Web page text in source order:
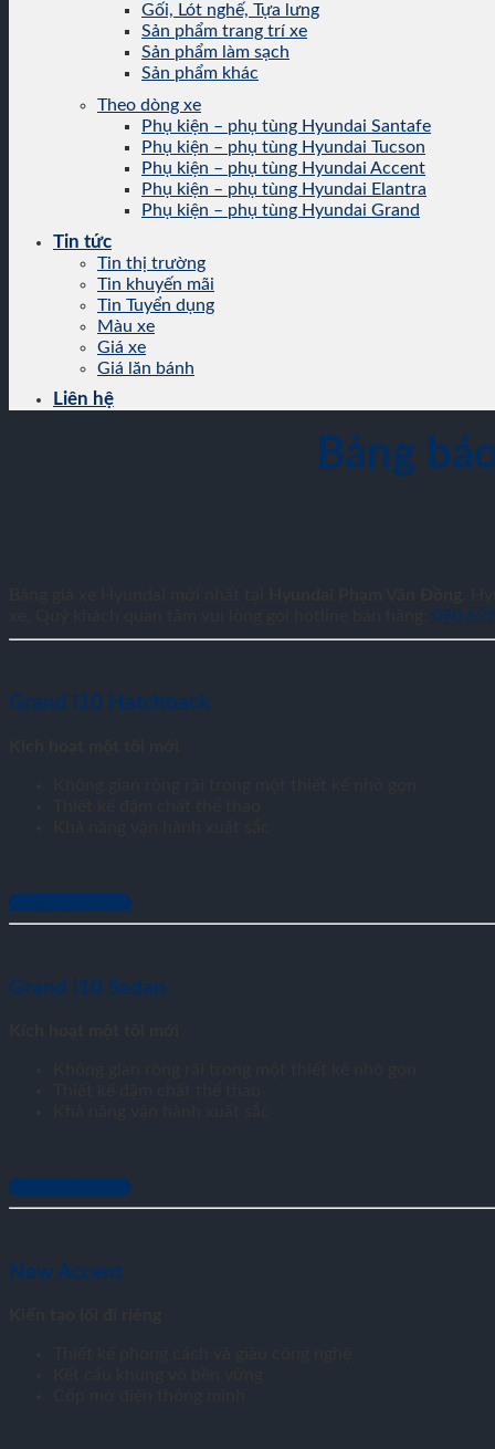
Gối, Lót nghế, Tựa lưng
Sản phẩm trang trí xe
Sản phẩm làm sạch
Sản phẩm khác
Theo dòng xe
Phụ kiện – phụ tùng Hyundai Santafe
Phụ kiện – phụ tùng Hyundai Tucson
Phụ kiện – phụ tùng Hyundai Accent
Phụ kiện – phụ tùng Hyundai Elantra
Phụ kiện – phụ tùng Hyundai Grand
Tin tức
Tin thị trường
Tin khuyến mãi
Tin Tuyển dụng
Màu xe
Giá xe
Giá lăn bánh
Liên hệ
Bảng
090
Grand i10 Hatchback
Đăng ký báo giá
Grand i10 Sedan
Đăng ký báo giá
New Accent